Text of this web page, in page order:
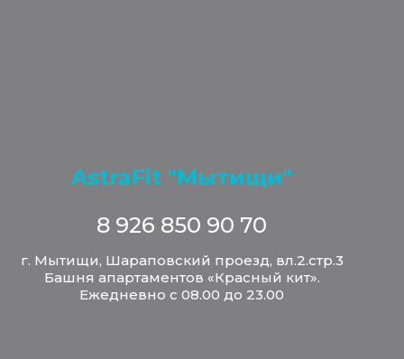
AstraFit "Мытищи"
8 926 850 90 70
г. Мытищи, Шараповский проезд, вл.2.стр.3
Башня апартаментов «Красный кит».
Ежедневно с 08.00 до 23.00